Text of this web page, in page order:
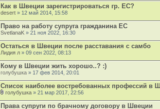
л
о
ж
е
н
и
Как в Швеции зарегистрироваться гр. ЕС?
desert » 12 май 2014, 15:58
Право на работу супруга гражданина ЕС
SvetlanaK » 21 ноя 2022, 16:30
Остаться в Швеции после расставания с самбо
Лидия л » 09 сен 2022, 08:13
Кому в Швеции жить хорошо..? :)
голубушка » 17 фев 2014, 20:01
Список наиболее востребованных профессий в
л
голубушка » 21 мар 2017, 22:56
Права супруги по брачному договору в Швеции